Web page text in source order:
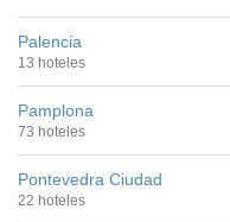
Palencia
13 hoteles
Pamplona
73 hoteles
Pontevedra Ciudad
22 hoteles